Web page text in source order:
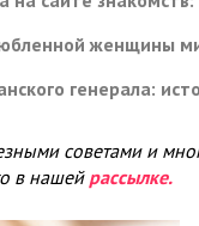
женщины
генерала:
советами и
в нашей рассылке.